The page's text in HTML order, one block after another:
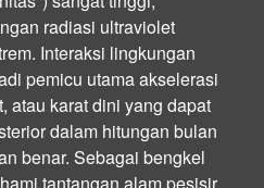
radiasi ultraviolet
Interaksi lingkungan
pemicu utama akselerasi
atau karat dini yang dapat
dalam hitungan bulan
benar. Sebagai bengkel
tantangan alam pesisir